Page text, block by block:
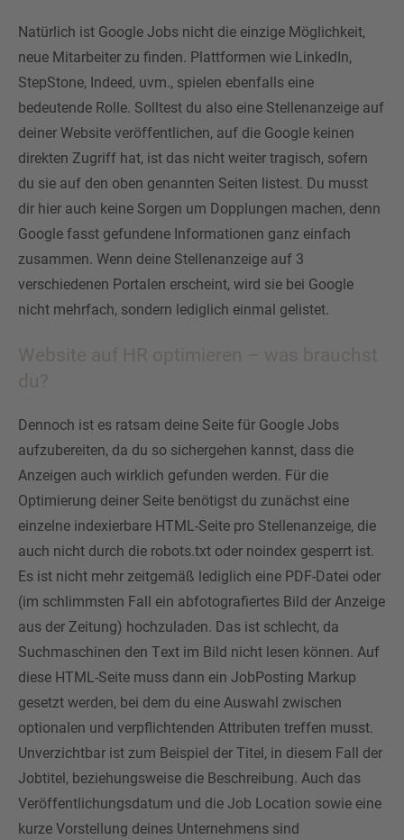
Natürlich ist Google Jobs nicht die einzige Möglichkeit,
neue Mitarbeiter zu finden. Plattformen wie LinkedIn,
StepStone, Indeed, uvm., spielen ebenfalls eine
bedeutende Rolle. Solltest du also eine Stellenanzeige auf
deiner Website veröffentlichen, auf die Google keinen
direkten Zugriff hat, ist das nicht weiter tragisch, sofern
du sie auf den oben genannten Seiten listest. Du musst
dir hier auch keine Sorgen um Dopplungen machen, denn
Google fasst gefundene Informationen ganz einfach
zusammen. Wenn deine Stellenanzeige auf 3
verschiedenen Portalen erscheint, wird sie bei Google
nicht mehrfach, sondern lediglich einmal gelistet.
Website auf HR optimieren – was brauchst
du?
Dennoch ist es ratsam deine Seite für Google Jobs
aufzubereiten, da du so sichergehen kannst, dass die
Anzeigen auch wirklich gefunden werden. Für die
Optimierung deiner Seite benötigst du zunächst eine
einzelne indexierbare HTML-Seite pro Stellenanzeige, die
auch nicht durch die robots.txt oder noindex gesperrt ist.
Es ist nicht mehr zeitgemäß lediglich eine PDF-Datei oder
(im schlimmsten Fall ein abfotografiertes Bild der Anzeige
aus der Zeitung) hochzuladen. Das ist schlecht, da
Suchmaschinen den Text im Bild nicht lesen können. Auf
diese HTML-Seite muss dann ein JobPosting Markup
gesetzt werden, bei dem du eine Auswahl zwischen
optionalen und verpflichtenden Attributen treffen musst.
Unverzichtbar ist zum Beispiel der Titel, in diesem Fall der
Jobtitel, beziehungsweise die Beschreibung. Auch das
Veröffentlichungsdatum und die Job Location sowie eine
kurze Vorstellung deines Unternehmens sind